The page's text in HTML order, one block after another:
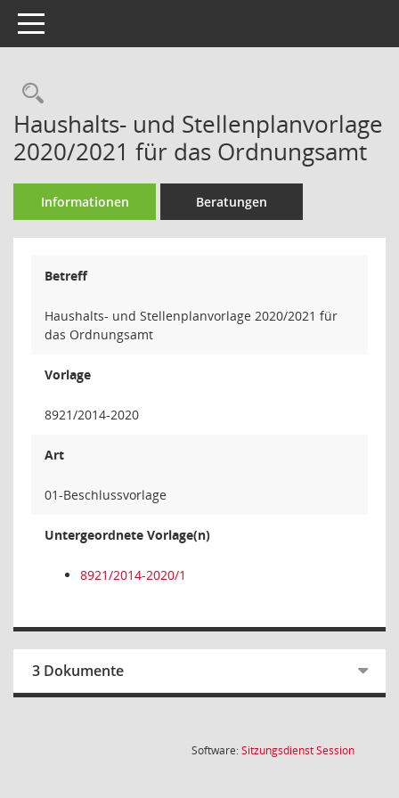
Toggle navigation
Rechercheauswahl
Haushalts- und Stellenplanvorlage
2020/2021 für das Ordnungsamt
Informationen Beratungen
Betreff
Haushalts- und Stellenplanvorlage 2020/2021 für
das Ordnungsamt
Vorlage
8921/2014-2020
Art
01-Beschlussvorlage
Untergeordnete Vorlage(n)
8921/2014-2020/1
3 Dokumente
Software:SitzungsdienstSession(Wird in